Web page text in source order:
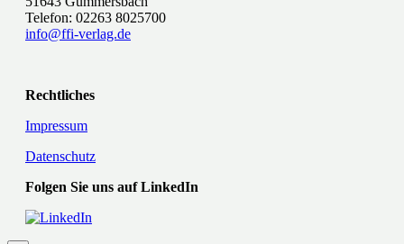
Telefon: 02263 8025700
info@ffi-verlag.de
Rechtliches
Impressum
Datenschutz
Folgen Sie uns auf LinkedIn